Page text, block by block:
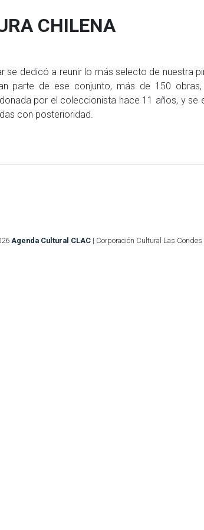
CHILENA
se dedicó a reunir lo más selecto de nuestra
parte de ese conjunto, más de 150
por el coleccionista hace 11 años, y
con posterioridad.
Agenda Cultural CLAC| Corporación Cultural Las Condes